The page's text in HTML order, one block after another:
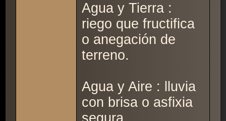
Agua y Tierra :
riego que fructifica
o anegación de
terreno.
Agua y Aire : lluvia
con brisa o asfixia